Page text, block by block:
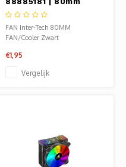
Case Fan
FAN Inter-Tech 80MM
FAN/Cooler Zwart
€1,95
Vergelijk